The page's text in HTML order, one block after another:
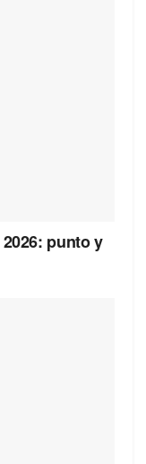
punto y